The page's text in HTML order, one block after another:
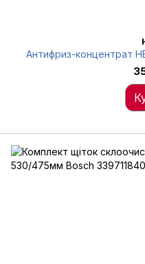
Антифриз-концентрат